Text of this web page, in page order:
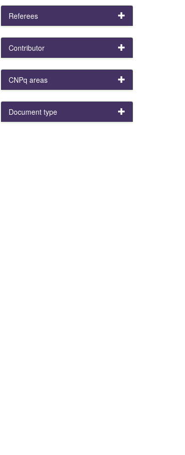
Referees
Contributor
CNPq areas
Document type